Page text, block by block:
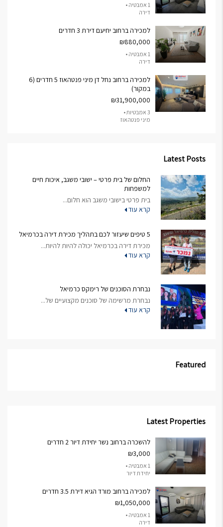
1 אמבטיה •
דירה
למכירה ברחוב יחיעם דירת 3 חדרים
₪880,000
1 אמבטיה •
דירה
למכירה ברחוב נחל דן מיני פנטהאוז 5 חדרים (6
במקור)
₪31,900,000
3 אמבטיות •
מיני פנטהאוז
Latest Posts
החלום של בית פרטי – ישובי משגב, איכות חיים
למשפחות
בית פרטי בישובי משגב הוא חלום...
קרא עוד
5 טיפים שיעזור לכם בתהליך מכירת דירה בכרמיאל
מכירת דירה בכרמיאל יכולה להיות להיות...
קרא עוד
נבחרת הסוכנים של רימקס כרמיאל
נבחרת מרשימה של סוכנים מקצועיים של...
קרא עוד
Featured
Latest Properties
להשכרה ברחוב נשר יחידת דיור 2 חדרים
₪3,000
1 אמבטיה •
יחידת דיור
למכירה ברחוב מורד הגיא דירת 3.5 חדרים
₪1,050,000
1 אמבטיה •
דירה